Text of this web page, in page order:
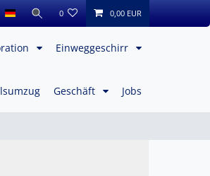
0 0,00 EUR
Einweggeschirr
Geschäft Jobs